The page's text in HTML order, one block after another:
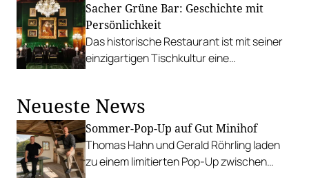
Sacher Grüne Bar: Geschichte mit
Persönlichkeit
Das historische Restaurant ist mit seiner
einzigartigen Tischkultur eine
Neueste News
Sommer-Pop-Up auf Gut Minihof
Thomas Hahn und Gerald Röhrling laden
zu einem limitierten Pop-Up zwischen